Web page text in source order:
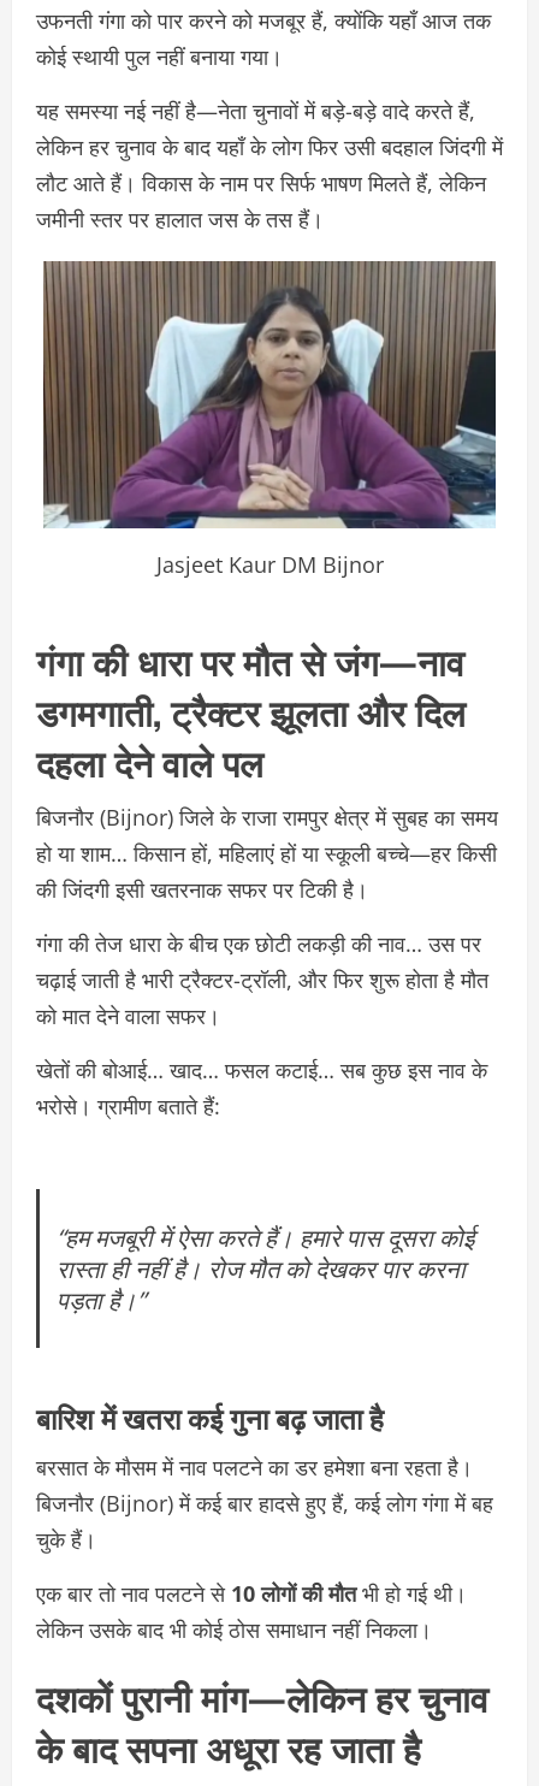
उफनती गंगा को पार करने को मजबूर हैं, क्योंकि यहाँ आज तक
कोई स्थायी पुल नहीं बनाया गया।
यह समस्या नई नहीं है—नेता चुनावों में बड़े-बड़े वादे करते हैं,
लेकिन हर चुनाव के बाद यहाँ के लोग फिर उसी बदहाल जिंदगी में
लौट आते हैं। विकास के नाम पर सिर्फ भाषण मिलते हैं, लेकिन
जमीनी स्तर पर हालात जस के तस हैं।
Jasjeet Kaur DM Bijnor
गंगा की धारा पर मौत से जंग—नाव
डगमगाती, ट्रैक्टर झूलता और दिल
दहला देने वाले पल
बिजनौर (Bijnor) जिले के राजा रामपुर क्षेत्र में सुबह का समय
हो या शाम… किसान हों, महिलाएं हों या स्कूली बच्चे—हर किसी
की जिंदगी इसी खतरनाक सफर पर टिकी है।
गंगा की तेज धारा के बीच एक छोटी लकड़ी की नाव… उस पर
चढ़ाई जाती है भारी ट्रैक्टर-ट्रॉली, और फिर शुरू होता है मौत
को मात देने वाला सफर।
खेतों की बोआई… खाद… फसल कटाई… सब कुछ इस नाव के
भरोसे। ग्रामीण बताते हैं:
“हम मजबूरी में ऐसा करते हैं। हमारे पास दूसरा कोई
रास्ता ही नहीं है। रोज मौत को देखकर पार करना
पड़ता है।”
बारिश में खतरा कई गुना बढ़ जाता है
बरसात के मौसम में नाव पलटने का डर हमेशा बना रहता है।
बिजनौर (Bijnor) में कई बार हादसे हुए हैं, कई लोग गंगा में बह
चुके हैं।
एक बार तो नाव पलटने से 10 लोगों की मौतभी हो गई थी।
लेकिन उसके बाद भी कोई ठोस समाधान नहीं निकला।
दशकों पुरानी मांग—लेकिन हर चुनाव
के बाद सपना अधूरा रह जाता है